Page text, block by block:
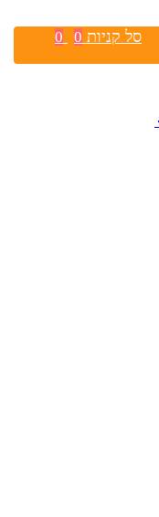
סל קניות 0
0